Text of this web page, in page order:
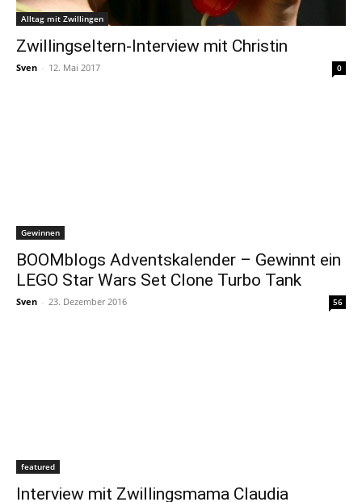
Alltag mit Zwillingen
Zwillingseltern-Interview mit Christin
Sven - 12. Mai 2017 0
Gewinnen
BOOMblogs Adventskalender – Gewinnt ein
LEGO Star Wars Set Clone Turbo Tank
Sven - 23. Dezember 2016 56
featured
Interview mit Zwillingsmama Claudia